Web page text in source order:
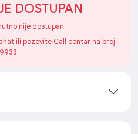
DOSTUPAN
nije dostupan.
ili pozovite Call centar na broj